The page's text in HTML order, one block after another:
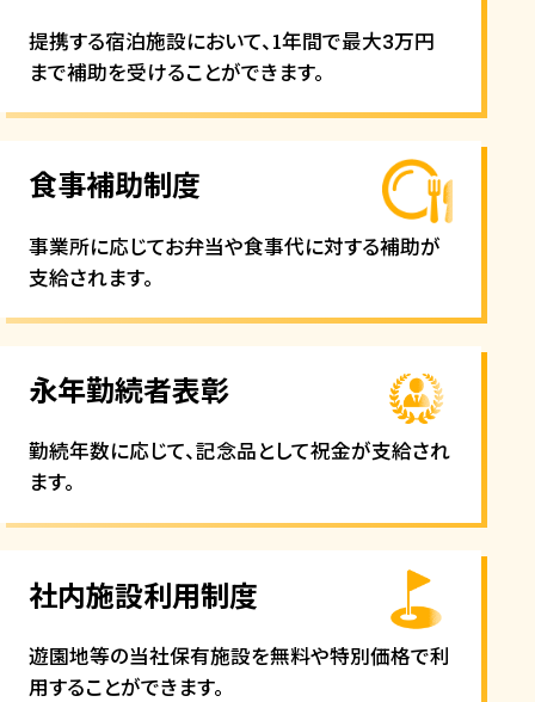
提携する宿泊施設において、1年間で最大3万円
まで補助を受けることができます。
食事補助制度
事業所に応じてお弁当や食事代に対する補助が
支給されます。
永年勤続者表彰
勤続年数に応じて、記念品として祝金が支給され
ます。
社内施設利用制度
遊園地等の当社保有施設を無料や特別価格で利
用することができます。